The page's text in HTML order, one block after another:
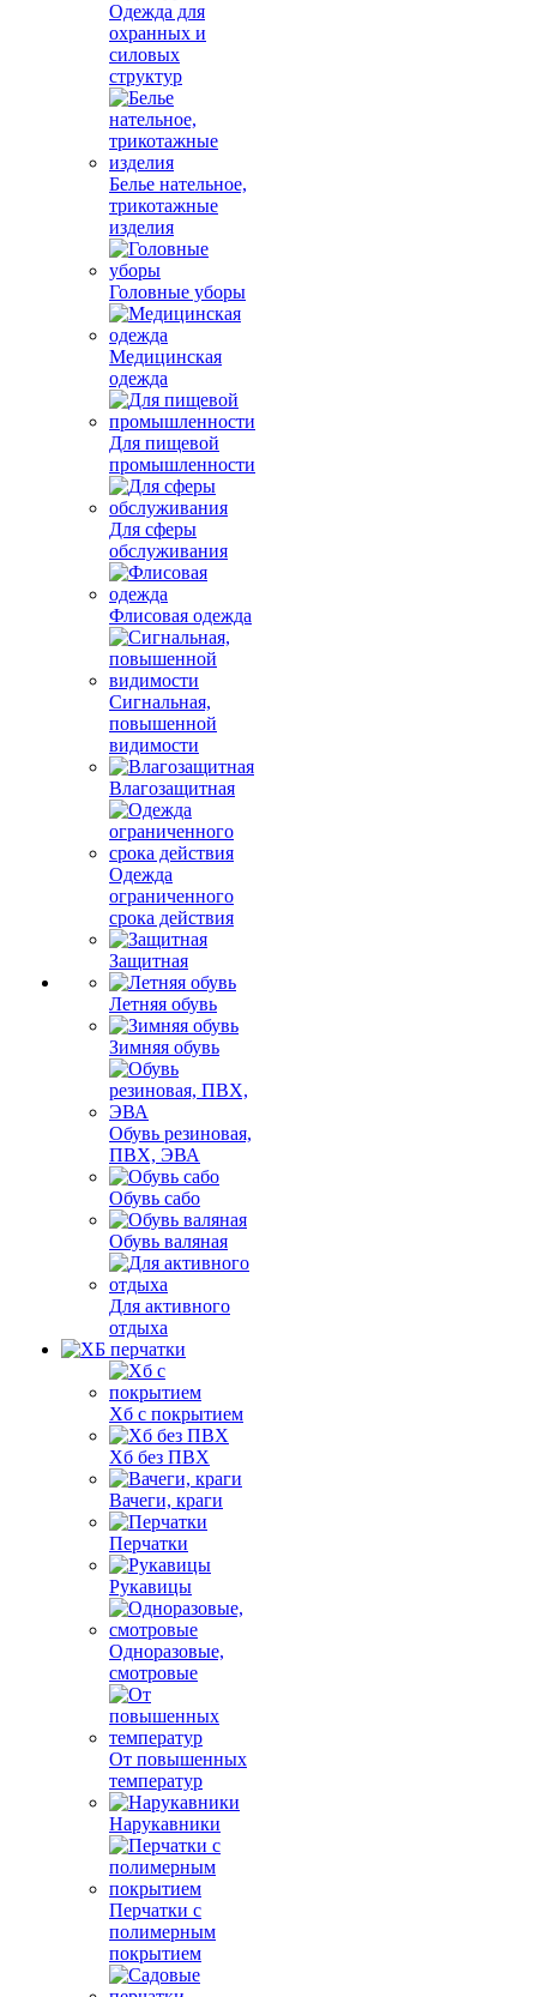
Одежда для
охранных и
силовых
структур
Белье нательное,
трикотажные
изделия
Головные уборы
Медицинская
одежда
Для пищевой
промышленности
Для сферы
обслуживания
Флисовая одежда
Сигнальная,
повышенной
видимости
Влагозащитная
Одежда
ограниченного
срока действия
Защитная
Летняя обувь
Зимняя обувь
Обувь резиновая,
ПВХ, ЭВА
Обувь сабо
Обувь валяная
Для активного
отдыха
Хб с покрытием
Хб без ПВХ
Вачеги, краги
Перчатки
Рукавицы
Одноразовые,
смотровые
От повышенных
температур
Нарукавники
Перчатки с
полимерным
покрытием